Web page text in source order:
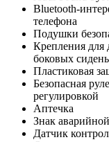
Bluetooth-
телефона
Подушки
Крепления для
боковых
Пластиковая
Безопасная
регулировкой
Аптечка
Знак
Датчик